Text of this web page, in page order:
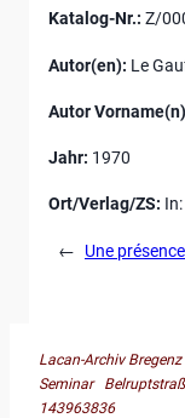
Katalog-Nr.: Z/
Autor(en): Le
Autor
Jahr: 1970
Ort/Verlag/ZS:
←
Une
Lacan-Archiv
Seminar
143963836